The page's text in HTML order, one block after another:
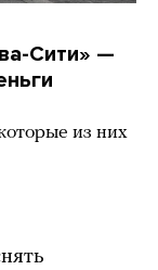
Сити» —
из них